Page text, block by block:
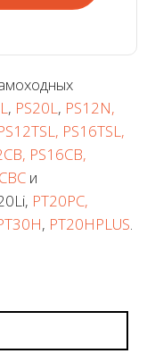
, PS20L, PS12N,
PS16TSL,
PS16CB,
и
PT20PC,
, PT20HPLUS.